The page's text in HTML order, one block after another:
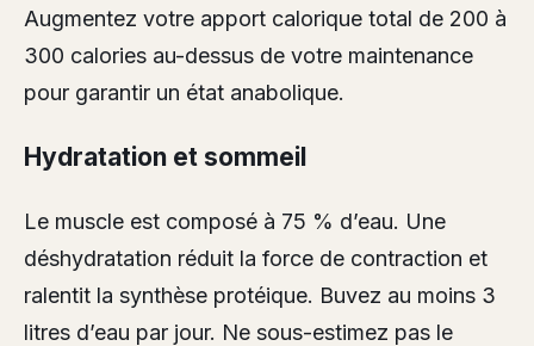
Augmentez votre apport calorique total de 200 à
300 calories au-dessus de votre maintenance
pour garantir un état anabolique.
Hydratation et sommeil
Le muscle est composé à 75 % d’eau. Une
déshydratation réduit la force de contraction et
ralentit la synthèse protéique. Buvez au moins 3
litres d’eau par jour. Ne sous-estimez pas le